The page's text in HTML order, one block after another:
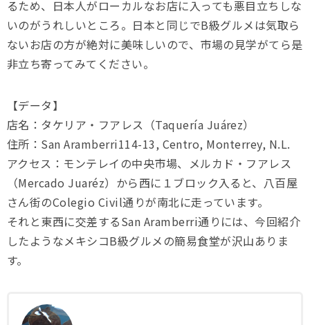
るため、日本人がローカルなお店に入っても悪目立ちしな
いのがうれしいところ。日本と同じでB級グルメは気取ら
ないお店の方が絶対に美味しいので、市場の見学がてら是
非立ち寄ってみてください。
【データ】
店名：タケリア・フアレス（Taquería Juárez）
住所：San Aramberri114-13, Centro, Monterrey, N.L.
アクセス：モンテレイの中央市場、メルカド・フアレス
（Mercado Juaréz）から西に１ブロック入ると、八百屋
さん街のColegio Civil通りが南北に走っています。
それと東西に交差するSan Aramberri通りには、今回紹介
したようなメキシコB級グルメの簡易食堂が沢山ありま
す。